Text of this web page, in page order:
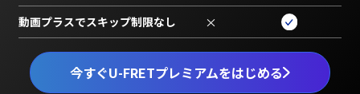
今すぐU-FRETプレミアムをはじめる
動画プラスでスキップ制限なし ×